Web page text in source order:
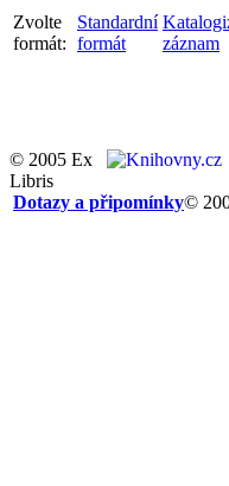
Zvolte
formát:
Standardní
formát
záznam
© 2005 Ex
Libris
©
Dotazy a připomínky